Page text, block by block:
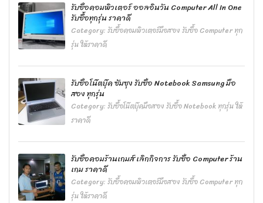
รับซื้อคอมพิวเตอร์ ออลอินวัน Computer All In One
รับซื้อทุกรุ่น ราคาดี
Category:รับซื้อคอมพิวเตอร์มือสอง รับซื้อ Computer ทุก
รุ่น ให้ราคาดี
รับซื้อโน๊ตบุ๊ค ซัมซุง รับซื้อ Notebook Samsung มือ
สอง ทุกรุ่น
Category:รับซื้อโน๊ตบุ๊คมือสอง รับซื้อ Notebook ทุกรุ่น ให้
ราคาดี
รับซื้อคอมร้านเกมส์ เลิกกิจการ รับซื้อ Computer ร้าน
เกม ราคาดี
Category:รับซื้อคอมพิวเตอร์มือสอง รับซื้อ Computer ทุก
รุ่น ให้ราคาดี